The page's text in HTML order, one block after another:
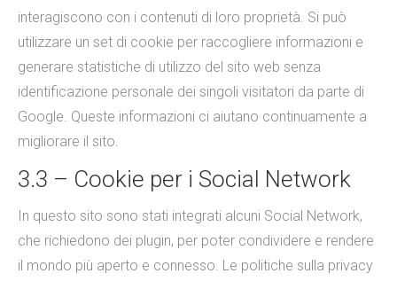
interagiscono con i contenuti di loro proprietà. Si può
utilizzare un set di cookie per raccogliere informazioni e
generare statistiche di utilizzo del sito web senza
identificazione personale dei singoli visitatori da parte di
Google. Queste informazioni ci aiutano continuamente a
migliorare il sito.
3.3 – Cookie per i Social Network
In questo sito sono stati integrati alcuni Social Network,
che richiedono dei plugin, per poter condividere e rendere
il mondo più aperto e connesso. Le politiche sulla privacy